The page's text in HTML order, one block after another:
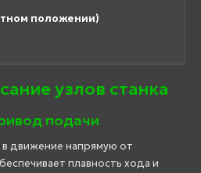
положении)
узлов станка
подачи
движение напрямую от
плавность хода и